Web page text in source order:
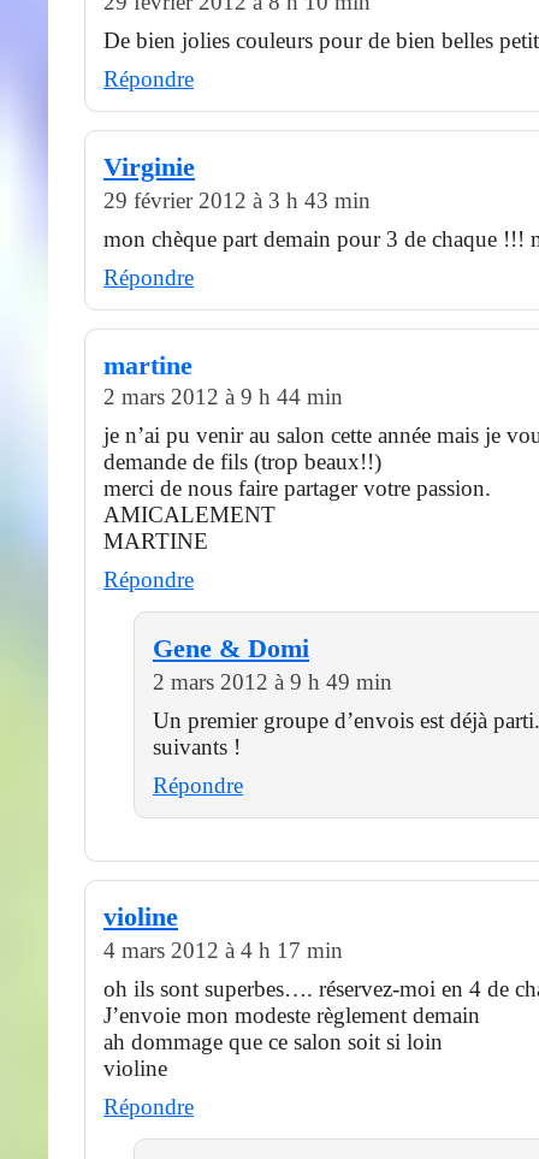
De bien jolies couleurs pour de bien belles
Répondre
Virginie
29 février 2012 à 3 h 43 min
mon chèque part demain pour 3 de chaque !!!
Répondre
martine
2 mars 2012 à 9 h 44 min
je n’ai pu venir au salon cette année mais je
demande de fils (trop beaux!!)
merci de nous faire partager votre passion.
AMICALEMENT
MARTINE
Répondre
Gene & Domi
2 mars 2012 à 9 h 49 min
Un premier groupe d’envois est déjà
suivants !
Répondre
violine
4 mars 2012 à 4 h 17 min
oh ils sont superbes…. réservez-moi en 4 de
J’envoie mon modeste règlement demain
ah dommage que ce salon soit si loin
violine
Répondre